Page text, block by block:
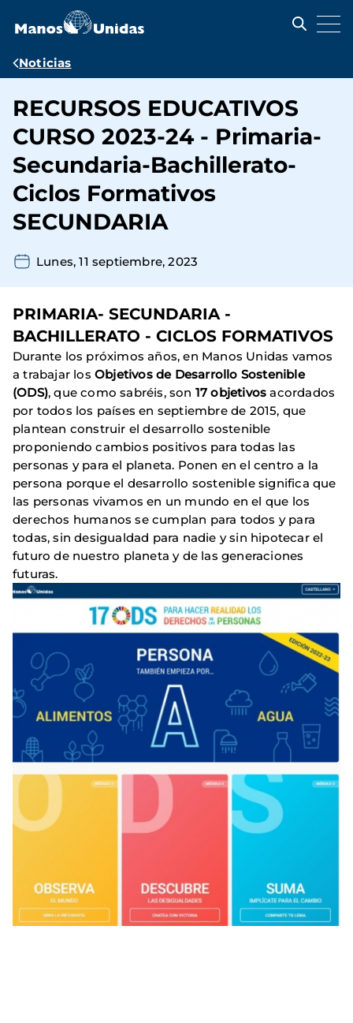
contenido
Ruta
navegación
Noticias
RECURSOS EDUCATIVOS
CURSO 2023-24 - Primaria-
Secundaria-Bachillerato-
Ciclos Formativos
SECUNDARIA
Lunes, 11 septiembre, 2023
PRIMARIA- SECUNDARIA -
BACHILLERATO - CICLOS FORMATIVOS
Durante los próximos años, en Manos Unidas vamos
a trabajar los Objetivos de Desarrollo Sostenible
(ODS), que como sabréis, son 17 objetivos acordados
por todos los países en septiembre de 2015, que
plantean construir el desarrollo sostenible
proponiendo cambios positivos para todas las
personas y para el planeta. Ponen en el centro a la
persona porque el desarrollo sostenible significa que
las personas vivamos en un mundo en el que los
derechos humanos se cumplan para todos y para
todas, sin desigualdad para nadie y sin hipotecar el
futuro de nuestro planeta y de las generaciones
futuras.